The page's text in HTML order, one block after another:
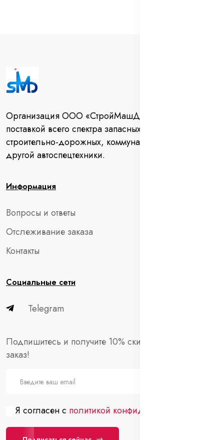
Организация ООО «СтройМашДеталь» занимается
поставкой всего спектра запасных частей для
строительно-дорожных, коммунальных машин и
другой автоспецтехники.
Информация
Вопросы и ответы
Отслеживание заказа
Контакты
Социальные сети
Telegram
Подпишитесь и получите 10% скидки на первый
заказ!
Я согласен с политикой конфиденциальности